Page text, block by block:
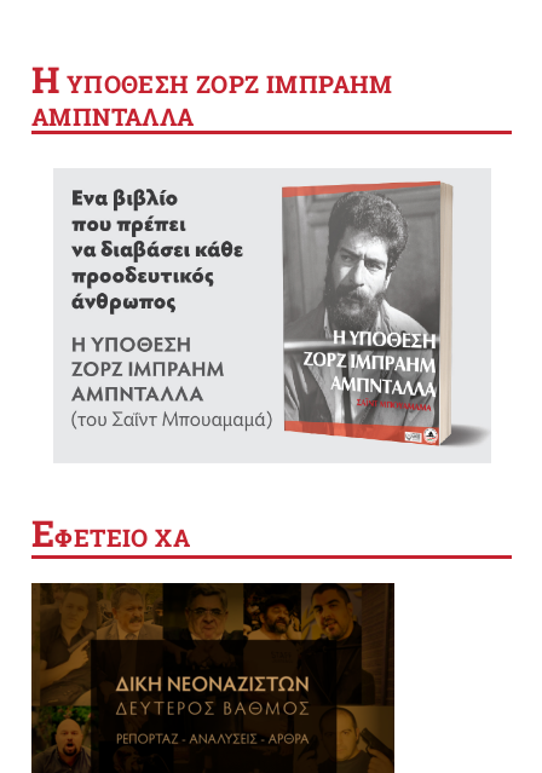
Η YΠΟΘΕΣΗ ΖΟΡΖ ΙΜΠΡΑΗΜ
ΑΜΠΝΤΑΛΛΑ
ΕΦΕΤΕΙΟ ΧΑ